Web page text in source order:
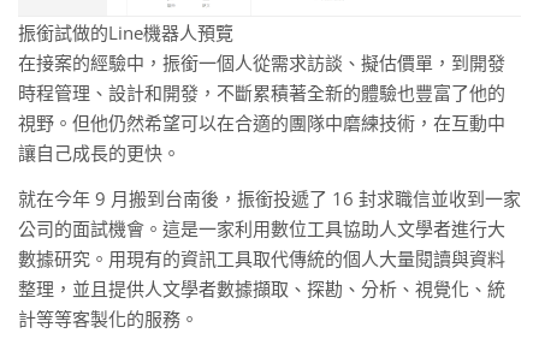
振銜試做的Line機器人預覽
在接案的經驗中，振銜一個人從需求訪談、擬估價單，到開發
時程管理、設計和開發，不斷累積著全新的體驗也豐富了他的
視野。但他仍然希望可以在合適的團隊中磨練技術，在互動中
讓自己成長的更快。
就在今年 9 月搬到台南後，振銜投遞了 16 封求職信並收到一家
公司的面試機會。這是一家利用數位工具協助人文學者進行大
數據研究。用現有的資訊工具取代傳統的個人大量閱讀與資料
整理，並且提供人文學者數據擷取、探勘、分析、視覺化、統
計等等客製化的服務。